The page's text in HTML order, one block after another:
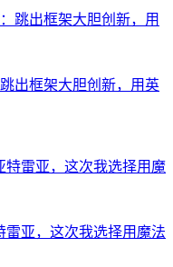
出框架大胆创新，用英
雷亚，这次我选择用魔法